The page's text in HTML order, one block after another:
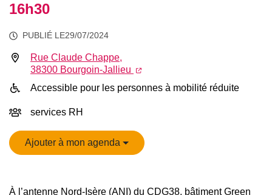
16h30
PUBLIÉ LE29/07/2024
INFOS UTILES
Rue Claude Chappe,
38300 Bourgoin-Jallieu
(ouverture dans un nouvel
Accessible pour les personnes à mobilité réduite
services RH
Ajouter à mon agenda
À l’antenne Nord-Isère (ANI) du CDG38, bâtiment Green